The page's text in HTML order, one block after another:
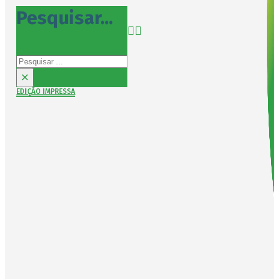
Pesquisar...
Pesquisar
×
EDIÇÃO IMPRESSA